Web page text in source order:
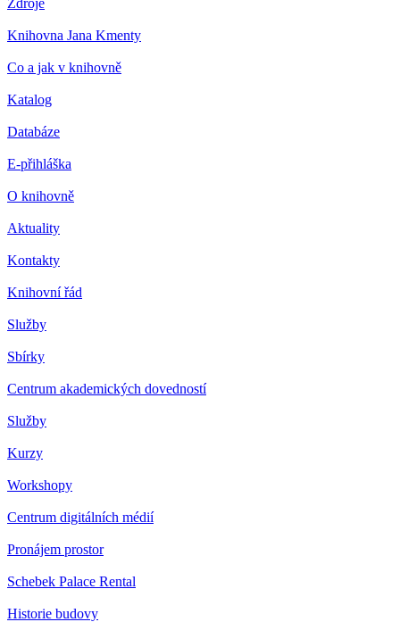
Zdroje
Knihovna Jana Kmenty
Co a jak v knihovně
Katalog
Databáze
E-přihláška
O knihovně
Aktuality
Kontakty
Knihovní řád
Služby
Sbírky
Centrum akademických dovedností
Služby
Kurzy
Workshopy
Centrum digitálních médií
Pronájem prostor
Schebek Palace Rental
Historie budovy